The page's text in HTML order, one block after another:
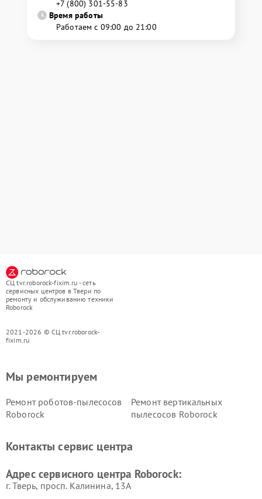
+7 (800) 301-55-83
Время работы
Работаем с 09:00 до 21:00
СЦ tvr.roborock-fixim.ru - сеть
сервисных центров в Твери по
ремонту и обслуживанию техники
Roborock
2021-2026 © СЦ tvr.roborock-
fixim.ru
Мы ремонтируем
Ремонт роботов-пылесосов
Roborock
Ремонт вертикальных
пылесосов Roborock
Контакты сервис центра
Адрес сервисного центра Roborock:
г. Тверь, просп. Калинина, 13А